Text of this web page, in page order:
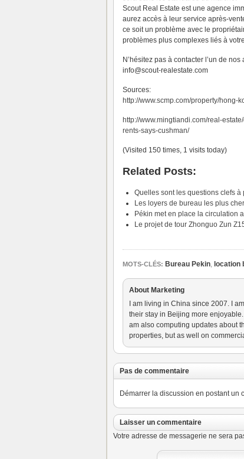
Scout Real Estate est une agence
aurez accès à leur service après-
ce soit un problème avec le
problèmes plus complexes liés à
N’hésitez pas à contacter l’un de
info@scout-realestate.com
Sources:
http://www.scmp.com/property/
http://www.mingtiandi.com/real-
rents-says-cushman/
(Visited 150 times, 1 visits today)
Related Posts:
Quelles sont les questions clefs
Les loyers de bureau les plus
Pékin met en place la circulation
Le projet de tour Zhonguo Zun
MOTS-CLÉS: Bureau Pekin, location
About Marketing
I am living in China since 2007. I
their stay in Beijing more enjoyable.
am also computing updates about
properties, but as well on
Pas de commentaire
Démarrer la discussion en postant un
Laisser un commentaire
Votre adresse de messagerie ne sera